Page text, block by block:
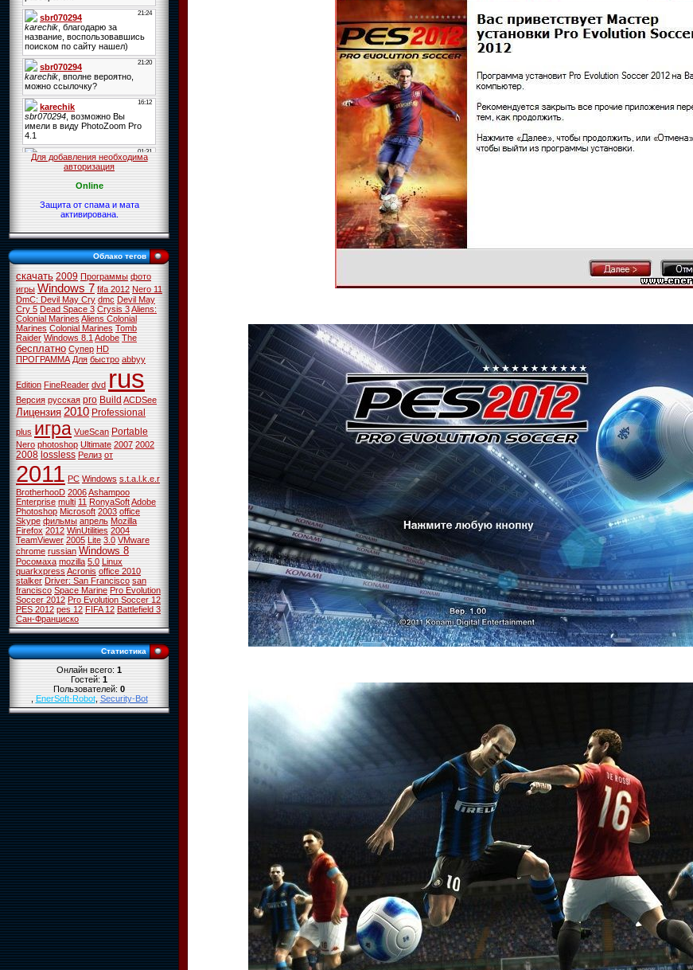
Для добавления необходима
авторизация
Online
Защита от спама и мата
активирована.
Облако тегов
скачать 2009 Программы фото
игры Windows 7 fifa 2012 Nero 11
DmC: Devil May Cry dmc Devil May
Cry 5 Dead Space 3 Crysis 3Aliens:
Colonial MarinesAliens Colonial
Marines Colonial Marines Tomb
Raider Windows 8.1Adobe The
бесплатно Супер HD
ПРОГРАММА Для быстро abbyy
Edition FineReader dvd rus
Версия русская pro BuildACDSee
Лицензия 2010 Professional
plus игра VueScan Portable
Nero photoshop Ultimate 2007 2002
2008 lossless Релиз от
2011 PC Windows s.t.a.l.k.e.r
BrotherhooD 2006Ashampoo
Enterprise multi 11 RonyaSoftAdobe
Photoshop Microsoft 2003 office
Skype фильмы апрель Mozilla
Firefox 2012 WinUtilities 2004
TeamViewer 2005 Lite 3.0 VMware
chrome russian Windows 8
Росомаха mozilla 5.0 Linux
quarkxpressAcronis office 2010
stalker Driver: San Francisco san
francisco Space Marine Pro Evolution
Soccer 2012 Pro Evolution Soccer 12
PES 2012 pes 12 FIFA 12 Battlefield 3
Сан-Франциско
Статистика
Онлайн всего:1
Гостей:1
Пользователей:0
,EnerSoft-Robot,Security-Bot